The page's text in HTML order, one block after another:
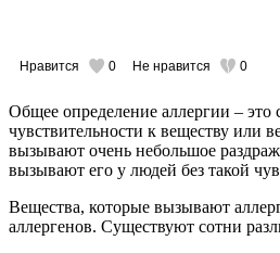
Нравится 0 Не нравится 0
Общее определение аллергии –
чувствительности к веществу или
вызывают очень небольшое
вызывают его у людей без такой
Вещества, которые вызывают
аллергенов. Существуют сотни